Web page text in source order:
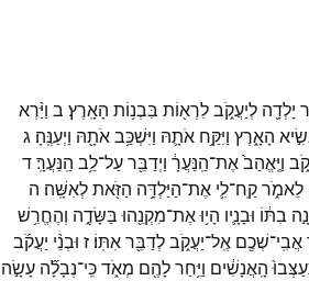
יָלְדָ֖ה לְיַעֲקֹ֑בלִרְא֖וֹת בִּבְנ֥וֹת הָאָֽרֶץ׃ ב וַיַּ֨רְא
הָאָ֑רֶץ וַיִּקַּ֥ח אֹתָ֛הּ וַיִּשְׁכַּ֥באֹתָ֖הּ וַיְעַנֶּֽהָ׃ ג
וַיֶּֽאֱהַב֙אֶת־הַֽנַּעֲרָ֔ וַיְדַבֵּ֖רעַל־לֵ֥ב הַֽנַּעֲרָֽ׃ד
לֵאמֹ֑רקַֽח־לִ֛י אֶת־הַיַּלְדָּ֥ה הַזֹּ֖אתלְאִשָּֽׁה׃ ה
בִתּ֔וֹ וּבָנָ֛יו הָי֥וּאֶת־מִקְנֵ֖הוּ בַּשָּׂדֶ֑ה וְהֶחֱרִ֥שׁ
אֲבִֽי־שְׁכֶ֖ם אֶֽל־יַעֲקֹ֑בלְדַבֵּ֖ראִתּֽוֹ׃ ז וּבְנֵ֨י יַעֲקֹ֜ב
הָֽאֲנָשִׁ֔ים וַיִּ֥חַרלָהֶ֖ם מְאֹ֑דכִּֽי־נְבָלָ֞ה עָשָׂ֣ה